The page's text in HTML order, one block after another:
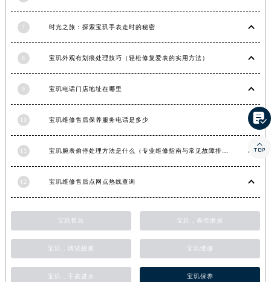
河南省南阳市宛城区范蠡东路与南都路交叉口宝玑售后服务中心（需提前预约）
河南省平顶山市卫东区建设路宝玑售后服务中心（需提前预约）
河南省濮阳市大华龙区开州路绿城路交叉口宝玑售后服务中心（需提前预约）
河南省三门峡市湖滨区和平路宝玑售后服务中心（需提前预约）
湖北省鄂州市鄂城区文星大道宝玑售后服务中心（需提前预约）
湖北省黄冈市黄州区赤壁大道宝玑售后服务中心（需提前预约）
湖北省黄石市黄石港区武汉路宝玑售后服务中心（需提前预约）
7 时光之旅：探索宝玑手表走时的秘密
8 宝玑外观有划痕处理技巧（轻松修复爱表的实用方法）
9 宝玑电话门店地址在哪里
10 宝玑维修售后保养服务电话是多少
11
12 宝玑维修售后点网点热线查询
宝玑售后 宝玑，表壳磨损
宝玑，调试校准 宝玑维修
宝玑，手表进水 宝玑保养

